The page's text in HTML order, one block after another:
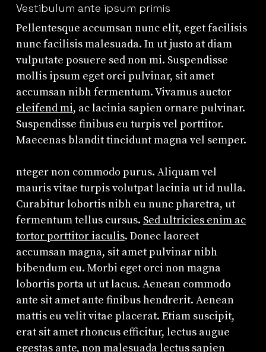
Vestibulum ante ipsum primis
Pellentesque accumsan nunc elit, eget facilisis
nunc facilisis malesuada. In ut justo at diam
vulputate posuere sed non mi. Suspendisse
mollis ipsum eget orci pulvinar, sit amet
accumsan nibh fermentum. Vivamus auctor
eleifend mi, ac lacinia sapien ornare pulvinar.
Suspendisse finibus eu turpis vel porttitor.
Maecenas blandit tincidunt magna vel semper.
nteger non commodo purus. Aliquam vel
mauris vitae turpis volutpat lacinia ut id nulla.
Curabitur lobortis nibh eu nunc pharetra, ut
fermentum tellus cursus. Sed ultricies enim ac
tortor porttitor iaculis. Donec laoreet
accumsan magna, sit amet pulvinar nibh
bibendum eu. Morbi eget orci non magna
lobortis porta ut ut lacus. Aenean commodo
ante sit amet ante finibus hendrerit. Aenean
mattis eu velit vitae placerat. Etiam suscipit,
erat sit amet rhoncus efficitur, lectus augue
egestas ante, non malesuada lectus sapien